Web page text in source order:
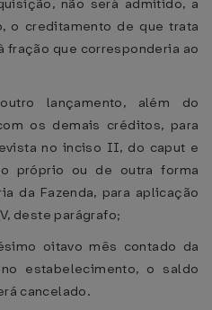
não será admitido, a
o creditamento de que trata
fração que corresponderia ao
lançamento, além do
os demais créditos, para
no inciso II, do caput e
próprio ou de outra forma
da Fazenda, para aplicação
deste parágrafo;
oitavo mês contado da
estabelecimento, o saldo
cancelado.